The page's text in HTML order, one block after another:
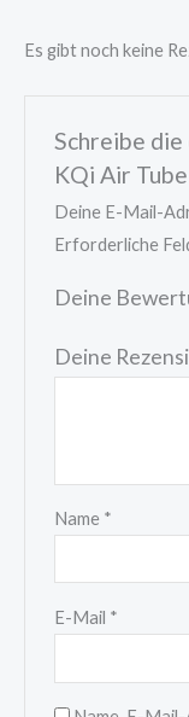
Es gibt noch keine
Schreibe
KQi Air
Deine E-Mail-
Erforderliche
Deine
Deine
Name *
E-Mail *